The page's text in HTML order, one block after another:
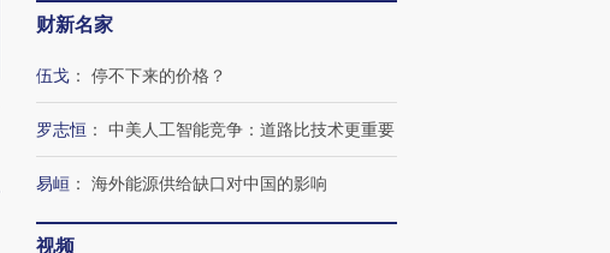
财新名家
伍戈 ： 停不下来的价格？
罗志恒 ： 中美人工智能竞争：道路比技术更重要
易峘 ： 海外能源供给缺口对中国的影响
视频